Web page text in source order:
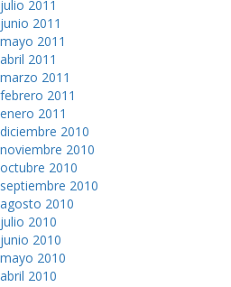
julio 2011
junio 2011
mayo 2011
abril 2011
marzo 2011
febrero 2011
enero 2011
diciembre 2010
noviembre 2010
octubre 2010
septiembre 2010
agosto 2010
julio 2010
junio 2010
mayo 2010
abril 2010